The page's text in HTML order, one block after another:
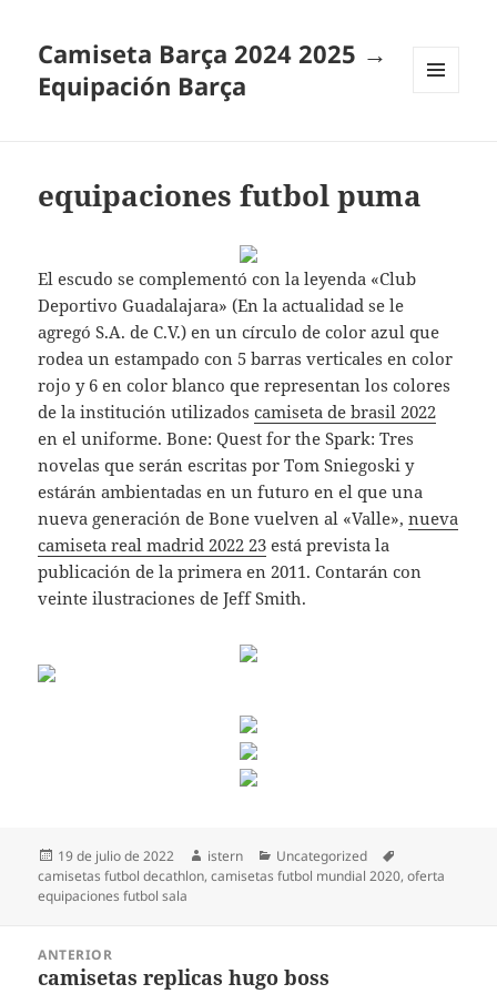
Camiseta Barça 2024 2025 →
Equipación Barça
equipaciones futbol puma
El escudo se complementó con la leyenda «Club
Deportivo Guadalajara» (En la actualidad se le
agregó S.A. de C.V.) en un círculo de color azul que
rodea un estampado con 5 barras verticales en color
rojo y 6 en color blanco que representan los colores
de la institución utilizadoscamiseta de brasil 2022
en el uniforme. Bone: Quest for the Spark: Tres
novelas que serán escritas por Tom Sniegoski y
estárán ambientadas en un futuro en el que una
nueva generación de Bone vuelven al «Valle»,nueva
camiseta real madrid 2022 23 está prevista la
publicación de la primera en 2011. Contarán con
veinte ilustraciones de Jeff Smith.
Publicado
el
19 de julio de 2022 Autor
istern Categorías
Uncategorized
camisetas futbol decathlon,camisetas futbol mundial 2020,oferta
equipaciones futbol sala
ANTERIOR
Entrada
camisetas replicas hugo boss